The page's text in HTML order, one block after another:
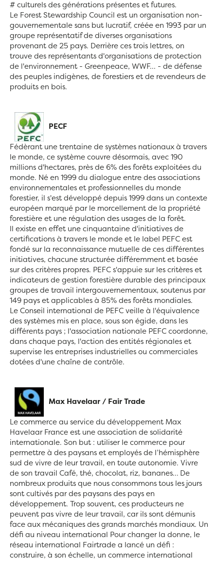
# culturels des générations présentes et futures.
Le Forest Stewardship Council est un organisation non-
gouvernementale sans but lucratif, créée en 1993 par un
groupe représentatif de diverses organisations
provenant de 25 pays. Derrière ces trois lettres, on
trouve des représentants d'organisations de protection
de l'environnement - Greenpeace, WWF... - de défense
des peuples indigènes, de forestiers et de revendeurs de
produits en bois.
PECF
Fédèrant une trentaine de systèmes nationaux à travers
le monde, ce système couvre désormais, avec 190
millions d'hectares, près de 6% des forêts exploitées du
monde. Né en 1999 du dialogue entre des associations
environnementales et professionnelles du monde
forestier, il s'est développé depuis 1999 dans un contexte
européen marqué par le morcellement de la propriété
forestière et une régulation des usages de la forêt.
ll existe en effet une cinquantaine d'initiatives de
certifications à travers le monde et le label PEFC est
fondé sur la reconnaissance mutuelle de ces différentes
initiatives, chacune structurée différemment et basée
sur des critères propres. PEFC s'appuie sur les critères et
indicateurs de gestion forestière durable des principaux
groupes de travail intergouvernementaux, soutenus par
149 pays et applicables à 85% des forêts mondiales.
Le Conseil international de PEFC veille à l'équivalence
des systèmes mis en place, sous son égide, dans les
différents pays ; l'association nationale PEFC coordonne,
dans chaque pays, l'action des entités régionales et
supervise les entreprises industrielles ou commerciales
dotées d'une chaîne de contrôle.
Max Havelaar / Fair Trade
Le commerce au service du développement Max
Havelaar France est une association de solidarité
internationale. Son but : utiliser le commerce pour
permettre à des paysans et employés de l’hémisphère
sud de vivre de leur travail, en toute autonomie. Vivre
de son travail Café, thé, chocolat, riz, bananes… De
nombreux produits que nous consommons tous les jours
sont cultivés par des paysans des pays en
développement. Trop souvent, ces producteurs ne
peuvent pas vivre de leur travail, car ils sont démunis
face aux mécaniques des grands marchés mondiaux. Un
défi au niveau international Pour changer la donne, le
réseau international Fairtrade a lancé un défi :
construire, à son échelle, un commerce international